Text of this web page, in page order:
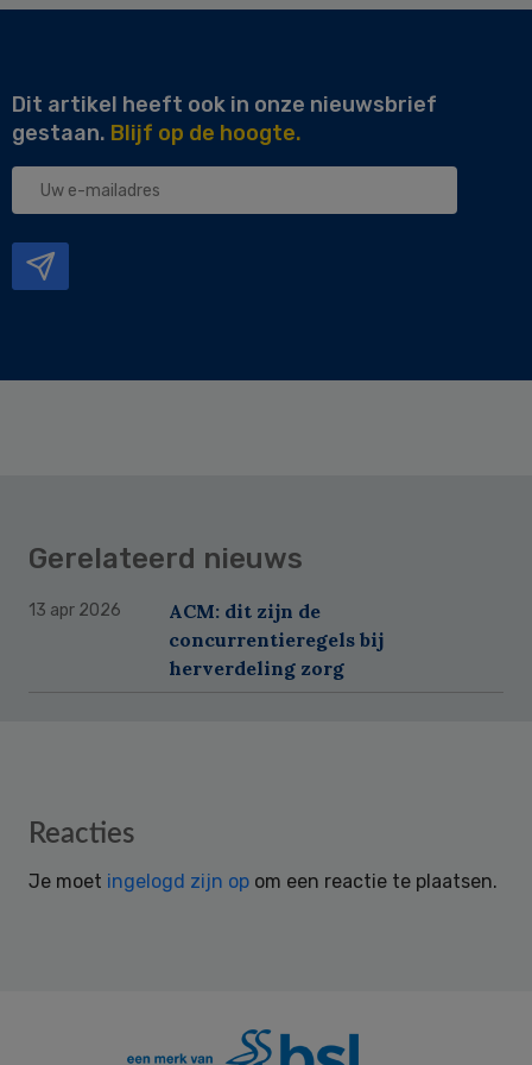
Dit artikel heeft ook in onze nieuwsbrief
gestaan. Blijf op de hoogte.
Uw
Gerelateerd nieuws
13 apr 2026
ACM: dit zijn de
concurrentieregels bij
herverdeling zorg
Reader
Reacties
Je moet ingelogd zijn op om een reactie te plaatsen.